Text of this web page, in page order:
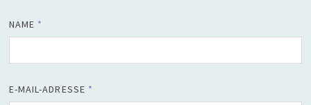
NAME *
E-MAIL-ADRESSE *